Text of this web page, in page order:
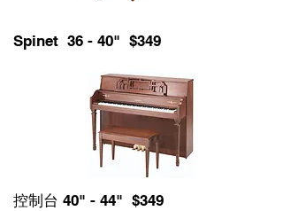
Spinet 36 - 40" $349
控制台 40" - 44" $349